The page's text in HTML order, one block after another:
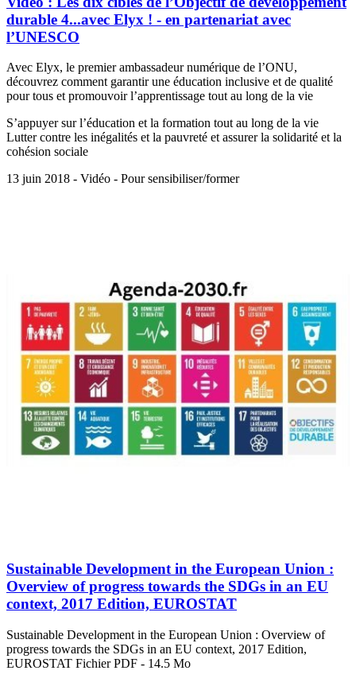
durable 4...avec Elyx ! - en partenariat avec
l’UNESCO
Avec Elyx, le premier ambassadeur numérique de l’ONU,
découvrez comment garantir une éducation inclusive et de qualité
pour tous et promouvoir l’apprentissage tout au long de la vie
S’appuyer sur l’éducation et la formation tout au long de la vie
Lutter contre les inégalités et la pauvreté et assurer la solidarité et la
cohésion sociale
13 juin 2018 - Vidéo - Pour sensibiliser/former
Sustainable Development in the European Union :
Overview of progress towards the SDGs in an EU
context, 2017 Edition, EUROSTAT
Sustainable Development in the European Union : Overview of
progress towards the SDGs in an EU context, 2017 Edition,
EUROSTAT Fichier PDF - 14.5 Mo